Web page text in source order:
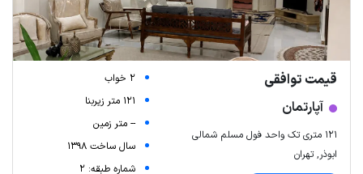
قیمت توافقی
آپارتمان
۱۲۱ متری تک واحد فول مسلم شمالی
ابوذر, تهران
2 خواب
121 متر زیربنا
-- متر زمین
سال ساخت 1398
شماره طبقه: 2